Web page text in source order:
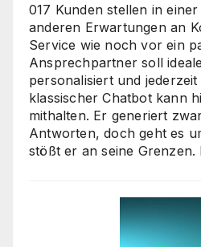
017 Kunden stellen in
anderen Erwartungen an
Service wie noch vor ein
Ansprechpartner soll
personalisiert und
klassischer Chatbot kann
mithalten. Er generiert
Antworten, doch geht es
stößt er an seine